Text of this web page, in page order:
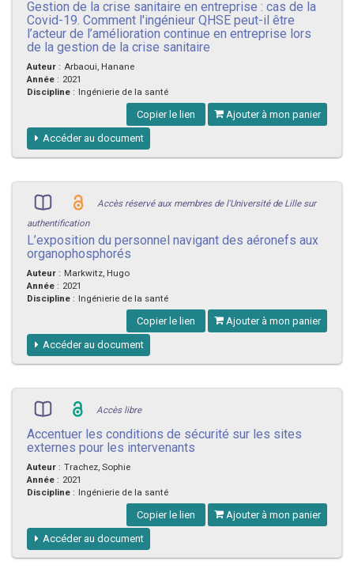
Gestion de la crise sanitaire en entreprise : cas de la
Covid-19. Comment l'ingénieur QHSE peut-il être
l’acteur de l’amélioration continue en entreprise lors
de la gestion de la crise sanitaire
Auteur : Arbaoui, Hanane
Année : 2021
Discipline : Ingénierie de la santé
Copier le lien Ajouter à mon panier
Accéder au document
Accès réservé aux membres de l'Université de Lille sur
authentification
L’exposition du personnel navigant des aéronefs aux
organophosphorés
Auteur : Markwitz, Hugo
Année : 2021
Discipline : Ingénierie de la santé
Copier le lien Ajouter à mon panier
Accéder au document
Accès libre
Accentuer les conditions de sécurité sur les sites
externes pour les intervenants
Auteur : Trachez, Sophie
Année : 2021
Discipline : Ingénierie de la santé
Copier le lien Ajouter à mon panier
Accéder au document